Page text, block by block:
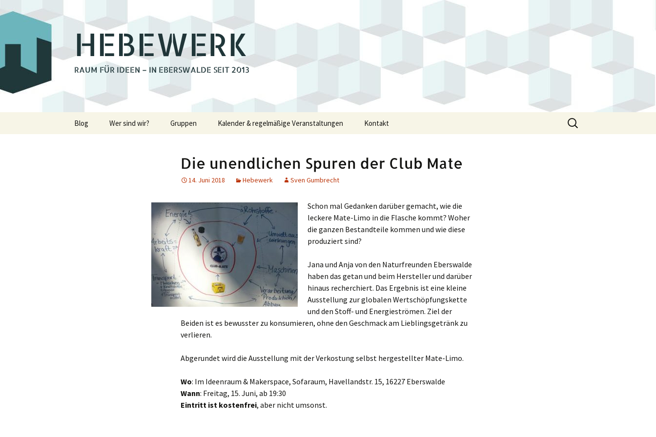
HEBEWERK
RAUM FÜR IDEEN – IN EBERSWALDE SEIT 2013
Inhalt
Blog Wer sind wir? Gruppen
Fotoclub Eberswalde
Lastenrad Eberswalde
Makerspace
Nähstübchen
Repair Café
Die Strick- und
Häkelmädels
Strickmädels
(Donnerstags 14 uhr
Gruppe)
Tabletop
Kalender & regelmäßige Veranstaltungen Kontakt
Suchen
nach:
Die unendlichen Spuren der Club Mate
14. Juni 2018 Hebewerk Sven Gumbrecht
Schon mal Gedanken darüber gemacht, wie die
leckere Mate-Limo in die Flasche kommt? Woher
die ganzen Bestandteile kommen und wie diese
produziert sind?
Jana und Anja von den Naturfreunden Eberswalde
haben das getan und beim Hersteller und darüber
hinaus recherchiert. Das Ergebnis ist eine kleine
Ausstellung zur globalen Wertschöpfungskette
und den Stoff- und Energieströmen. Ziel der
Beiden ist es bewusster zu konsumieren, ohne den Geschmack am Lieblingsgetränk zu
verlieren.
Abgerundet wird die Ausstellung mit der Verkostung selbst hergestellter Mate-Limo.
Wo: Im Ideenraum & Makerspace, Sofaraum, Havellandstr. 15, 16227 Eberswalde
Wann: Freitag, 15. Juni, ab 19:30
Eintritt ist kostenfrei, aber nicht umsonst.